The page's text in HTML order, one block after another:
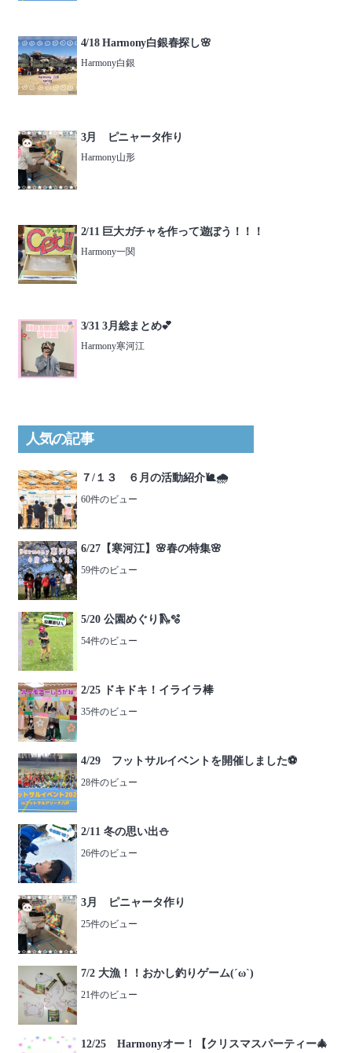
4/18 Harmony白銀春探し🌸
Harmony白銀
3月 ピニャータ作り
Harmony山形
2/11 巨大ガチャを作って遊ぼう！！！
Harmony一関
3/31 3月総まとめ💕
Harmony寒河江
人気の記事
７/１３ ６月の活動紹介🐌🌧️
60件のビュー
6/27【寒河江】🌸春の特集🌸
59件のビュー
5/20 公園めぐり🛝🫧
54件のビュー
2/25 ドキドキ！イライラ棒
35件のビュー
4/29 フットサルイベントを開催しました⚽️
28件のビュー
2/11 冬の思い出⛄️
26件のビュー
3月 ピニャータ作り
25件のビュー
7/2 大漁！！おかし釣りゲーム(´ω`)
21件のビュー
12/25 Harmonyオー！【クリスマスパーティー🎄